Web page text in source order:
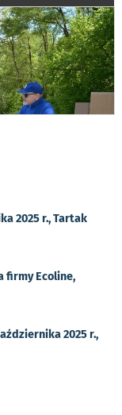
2025 r., Tartak
firmy Ecoline,
2025 r.,